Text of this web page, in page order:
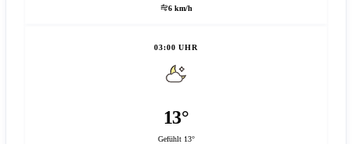
6 km/h
03:00 UHR
13°
Gefühlt 13°